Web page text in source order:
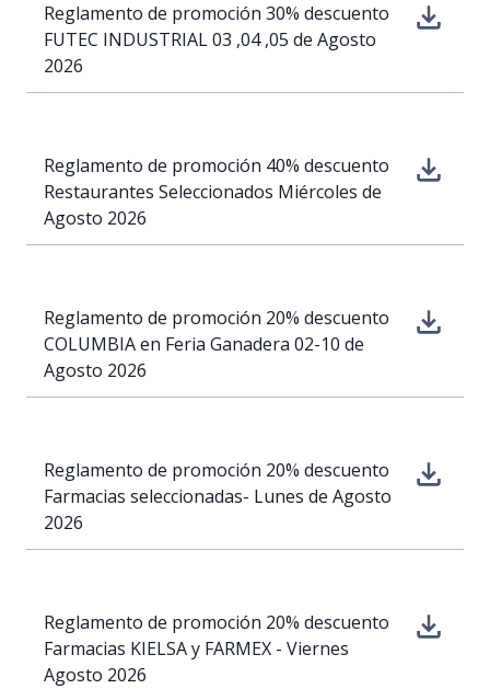
Reglamento de promoción 30% descuento
FUTEC INDUSTRIAL 03 ,04 ,05 de Agosto
2026
Reglamento de promoción 40% descuento
Restaurantes Seleccionados Miércoles de
Agosto 2026
Reglamento de promoción 20% descuento
COLUMBIA en Feria Ganadera 02-10 de
Agosto 2026
Reglamento de promoción 20% descuento
Farmacias seleccionadas- Lunes de Agosto
2026
Reglamento de promoción 20% descuento
Farmacias KIELSA y FARMEX - Viernes
Agosto 2026